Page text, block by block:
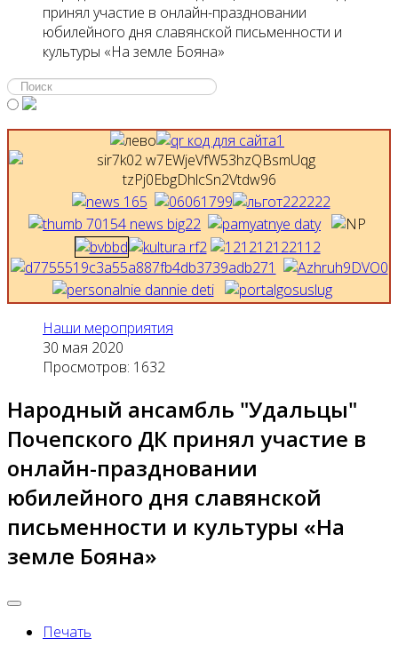
принял участие в онлайн-праздновании
юбилейного дня славянской письменности и
культуры «На земле Бояна»
Наши мероприятия
30 мая 2020
Просмотров: 1632
Народный ансамбль "Удальцы"
Почепского ДК принял участие в
онлайн-праздновании
юбилейного дня славянской
письменности и культуры «На
земле Бояна»
Печать